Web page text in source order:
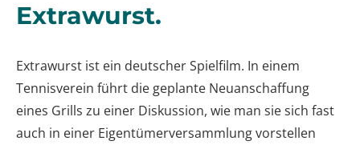
Extrawurst.
Extrawurst ist ein deutscher Spielfilm. In einem
Tennisverein führt die geplante Neuanschaffung
eines Grills zu einer Diskussion, wie man sie sich fast
auch in einer Eigentümerversammlung vorstellen